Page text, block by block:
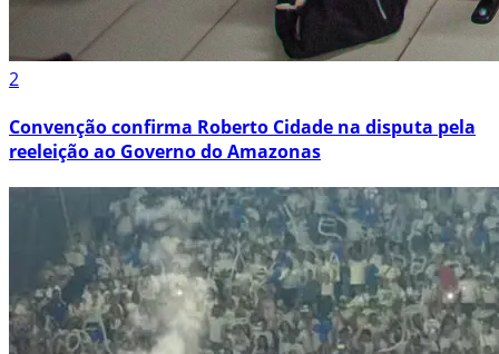
2
Convenção confirma Roberto Cidade na disputa pela
reeleição ao Governo do Amazonas